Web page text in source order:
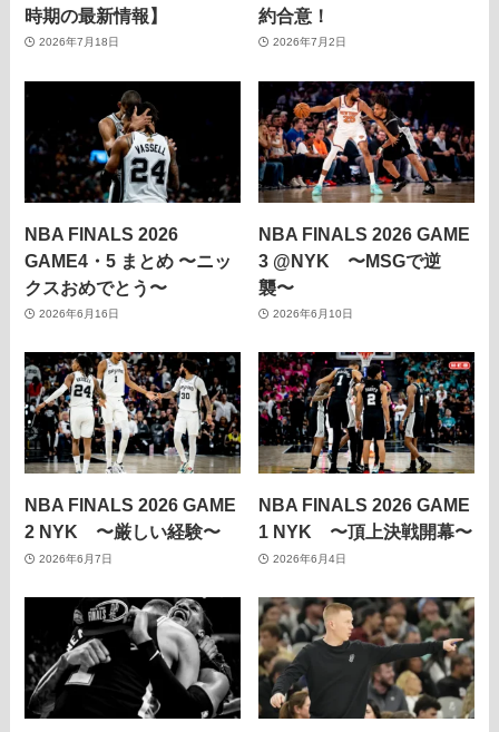
時期の最新情報】
2026年7月18日
約合意！
2026年7月2日
NBA FINALS 2026
GAME4・5 まとめ 〜ニッ
クスおめでとう〜
2026年6月16日
NBA FINALS 2026 GAME
3 @NYK 〜MSGで逆
襲〜
2026年6月10日
NBA FINALS 2026 GAME
2 NYK 〜厳しい経験〜
2026年6月7日
NBA FINALS 2026 GAME
1 NYK 〜頂上決戦開幕〜
2026年6月4日